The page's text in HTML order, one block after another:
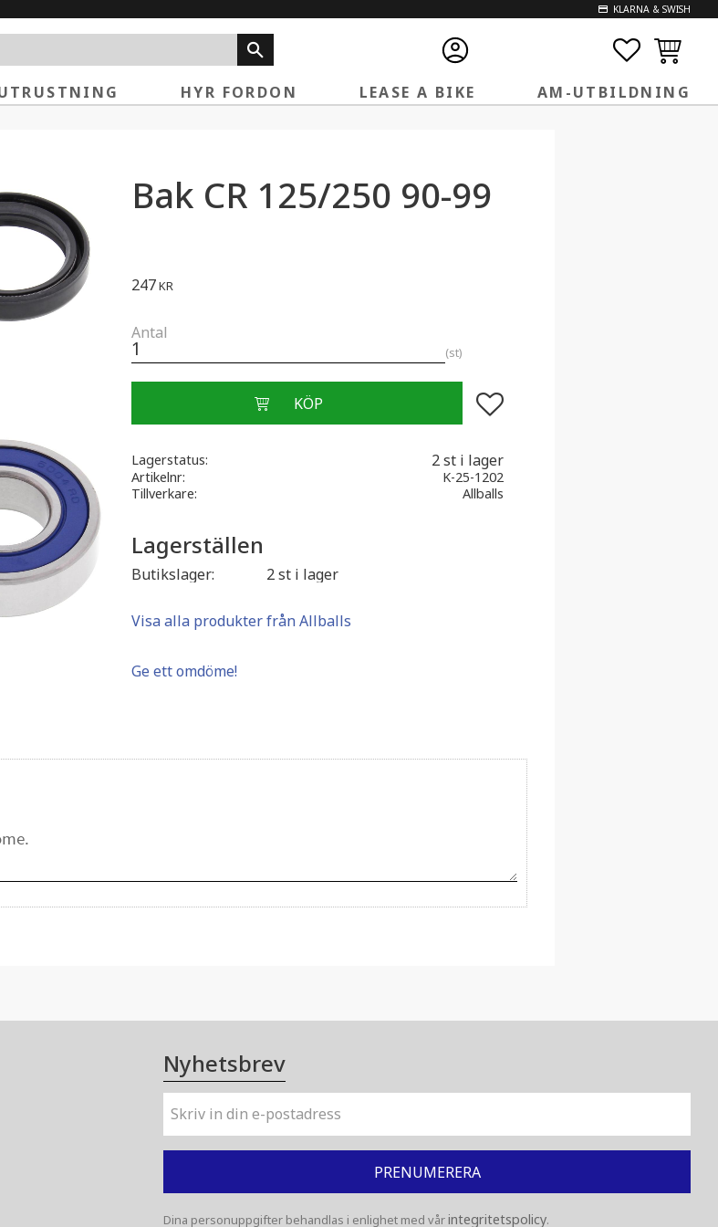
KLARNA & SWISH
HYR FORDON LEASE A BIKE AM-UTBILDNING
Bak CR 125/250 90-99
247KR
Antal
st
Lägg till i favoriter
Lagerstatus 2 st i lager
Artikelnr
K-25-1202
Tillverkare
Allballs
Lagerställen
Butikslager 2 st i lager
Visa alla produkter från Allballs
Ge ett omdöme!
Nyhetsbrev
PRENUMERERA
Dina personuppgifter behandlas i enlighet med vårintegritetspolicy.